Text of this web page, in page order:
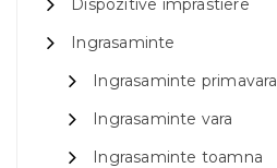
Ingrasaminte
Ingrasaminte primavara
Ingrasaminte vara
Ingrasaminte toamna